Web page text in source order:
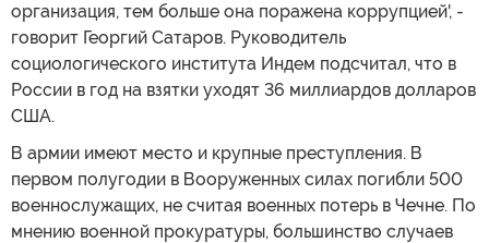
организация, тем больше она поражена коррупцией', -
говорит Георгий Сатаров. Руководитель
социологического института Индем подсчитал, что в
России в год на взятки уходят 36 миллиардов долларов
США.
В армии имеют место и крупные преступления. В
первом полугодии в Вооруженных силах погибли 500
военнослужащих, не считая военных потерь в Чечне. По
мнению военной прокуратуры, большинство случаев